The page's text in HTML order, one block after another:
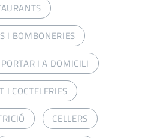
I BOMBONERIES
I A DOMICILI
I COCTELERIES
CELLERS